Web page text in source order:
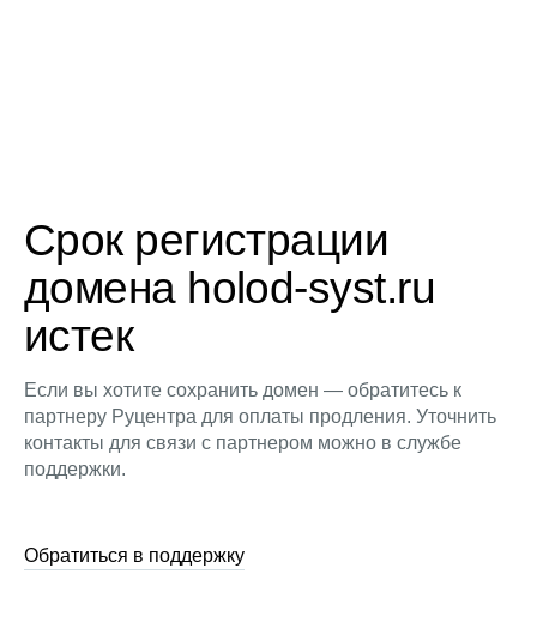
Срок регистрации
домена holod-syst.ru
истек
Если вы хотите сохранить домен — обратитесь к
партнеру Руцентра для оплаты продления. Уточнить
контакты для связи с партнером можно в службе
поддержки.
Обратиться в поддержку